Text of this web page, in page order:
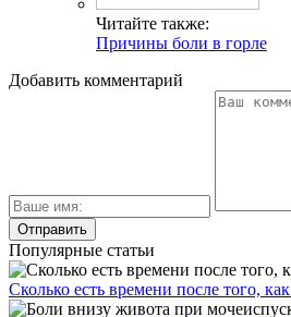
Читайте также:
Причины боли в горле
Добавить комментарий
Популярные статьи
Сколько есть времени после того,